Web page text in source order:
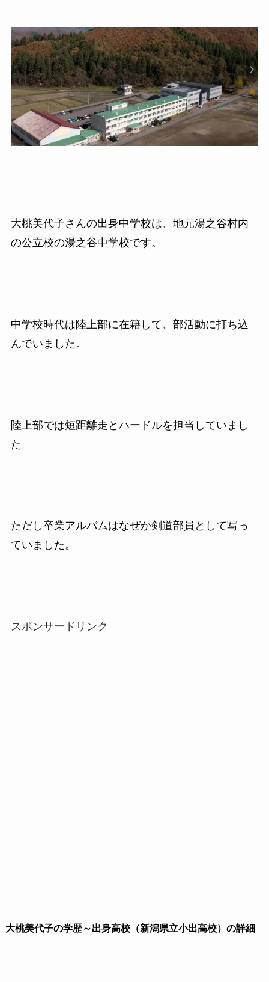
大桃美代子さんの出身中学校は、地元湯之谷村内
の公立校の湯之谷中学校です。
中学校時代は陸上部に在籍して、部活動に打ち込
んでいました。
陸上部では短距離走とハードルを担当していまし
た。
ただし卒業アルバムはなぜか剣道部員として写っ
ていました。
スポンサードリンク
大桃美代子の学歴～出身高校（新潟県立小出高校）の詳細